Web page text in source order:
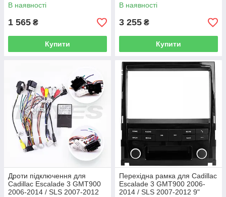
В наявності
1 565 ₴
Купити
В наявності
3 255 ₴
Купити
Дроти підключення для
Cadillac Escalade 3 GMT900
2006-2014 / SLS 2007-2012
Перехідна рамка для Cadillac
Escalade 3 GMT900 2006-
2014 / SLS 2007-2012 9"